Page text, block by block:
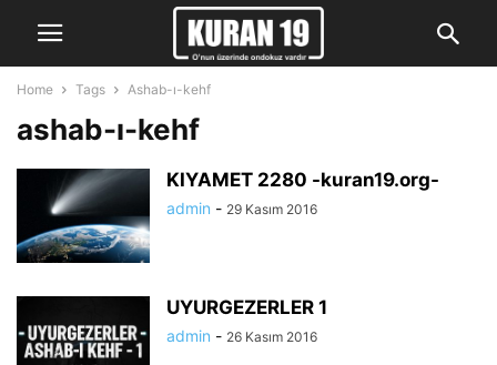
Home Tags Ashab-ı-kehf
ashab-ı-kehf
KIYAMET 2280 -kuran19.org-
admin - 29 Kasım 2016
UYURGEZERLER 1
admin - 26 Kasım 2016